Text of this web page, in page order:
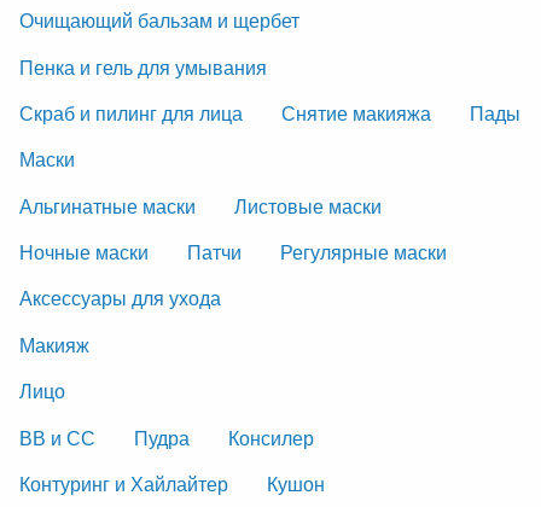
Очищающий бальзам и щербет
Пенка и гель для умывания
Скраб и пилинг для лица
Снятие макияжа
Пады
Маски
Альгинатные маски
Листовые маски
Ночные маски
Патчи
Регулярные маски
Аксессуары для ухода
Макияж
Лицо
ВВ и СС
Пудра
Консилер
Контуринг и Хайлайтер
Кушон